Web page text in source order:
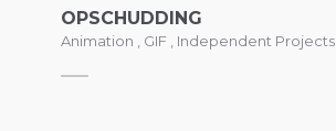
OPSCHUDDING
Animation GIF Independent Projects